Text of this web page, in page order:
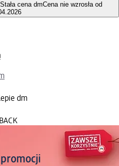
Stała cena dmCena nie wzrosła od
dm